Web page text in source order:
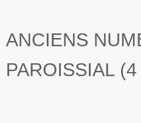
ANCIENS
PAROISSIAL